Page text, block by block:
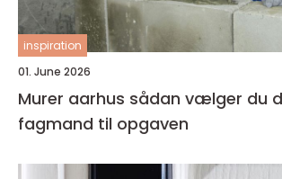
inspiration
01. June 2026
Murer aarhus sådan vælger du den rette
fagmand til opgaven